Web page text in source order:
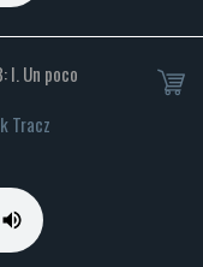
I. Un poco
Tracz